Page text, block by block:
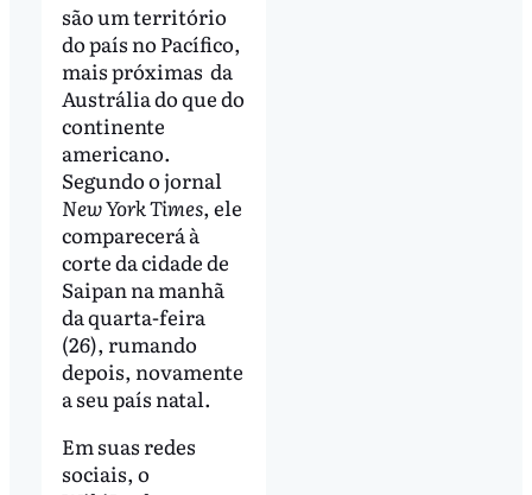
são um território
do país no Pacífico,
mais próximas da
Austrália do que do
continente
americano.
Segundo o jornal
New York Times, ele
comparecerá à
corte da cidade de
Saipan na manhã
da quarta-feira
(26), rumando
depois, novamente
a seu país natal.
Em suas redes
sociais, o